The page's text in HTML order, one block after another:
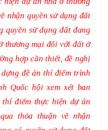
nhận quyền sử dụng đất
quyền sử dụng đất đang
thương mại đối với đất ở
hợp cần thiết, đề nghị
đề án thí điểm trình
Quốc hội xem xét ban
điểm thực hiện dự án
thỏa thuận về nhận